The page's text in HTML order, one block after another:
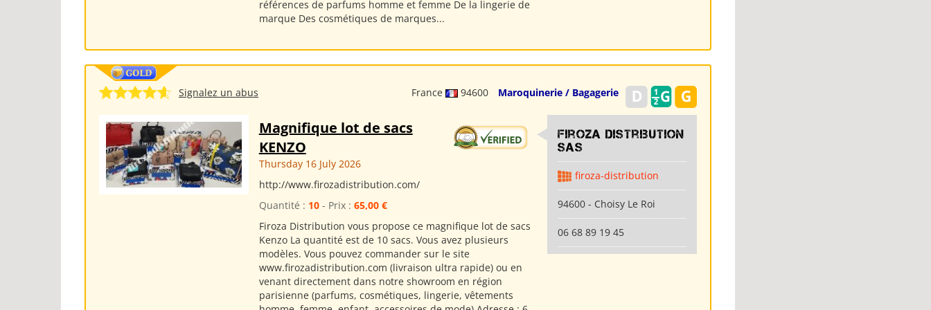
références de parfums homme et femme De la lingerie de
marque Des cosmétiques de marques...
France 94600 Maroquinerie / Bagagerie
Signalez un abus
Magnifique lot de sacs
KENZO
Thursday 16 July 2026
http://www.firozadistribution.com/
Quantité : 10- Prix : 65,00 €
Firoza Distribution vous propose ce magnifique lot de sacs
Kenzo La quantité est de 10 sacs. Vous avez plusieurs
modèles. Vous pouvez commander sur le site
www.firozadistribution.com (livraison ultra rapide) ou en
venant directement dans notre showroom en région
parisienne (parfums, cosmétiques, lingerie, vêtements
Firoza Distribution
SAS
firoza-distribution
94600 - Choisy Le Roi
06 68 89 19 45